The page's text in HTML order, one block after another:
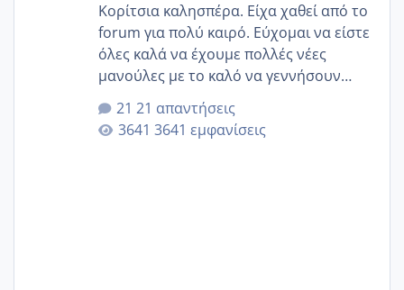
Κορίτσια καλησπέρα. Είχα χαθεί από το
forum για πολύ καιρό. Εύχομαι να είστε
όλες καλά να έχουμε πολλές νέες
μανούλες με το καλό να γεννήσουν
αυτές που ήδη περιμένουν. Να πάρουν
γερα μωράκια στην αγκαλίτσα τους
🙏🏼🙏🏼 Ας πάμε λοιπόν στο θέμα μου.
21 απαντήσεις
3641 εμφανίσεις